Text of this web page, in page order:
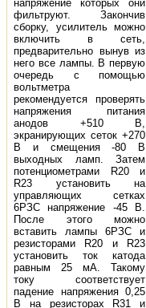
напряжение которых они
фильтруют. Закончив
сборку, усилитель можно
включить в сеть,
предварительно вынув из
него все лампы. В первую
очередь с помощью
вольтметра
рекомендуется проверять
напряжения питания
анодов +510 В,
экранирующих сеток +270
В и смещения -80 В
выходных ламп. Затем
потенциометрами R20 и
R23 установить на
управляющих сетках
6РЗС напряжение -45 В.
После этого можно
вставить лампы 6РЗС и
резисторами R20 и R23
установить ток катода
равным 25 мА. Такому
току соответствует
падение напряжения 0,25
В на резисторах R31 и